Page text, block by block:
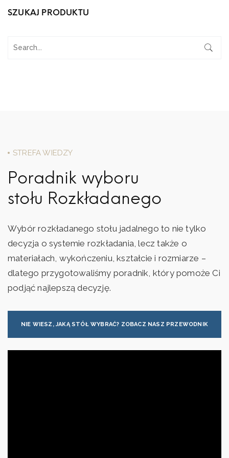
SZUKAJ PRODUKTU
STREFA WIEDZY
Poradnik wyboru
stołu Rozkładanego
Wybór rozkładanego stołu jadalnego to nie tylko
decyzja o systemie rozkładania, lecz także o
materiałach, wykończeniu, kształcie i rozmiarze –
dlatego przygotowaliśmy poradnik, który pomoże Ci
podjąć najlepszą decyzję.
NIE WIESZ, JAKĄ STÓŁ WYBRAĆ? ZOBACZ NASZ PRZEWODNIK